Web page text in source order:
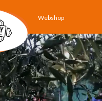
Webshop